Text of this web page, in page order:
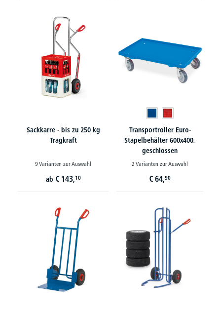
Sackkarre - bis zu 250 kg
Tragkraft
9 Varianten zur Auswahl
ab € 143,10
Transportroller Euro-
Stapelbehälter 600x400,
geschlossen
2 Varianten zur Auswahl
€ 64,90